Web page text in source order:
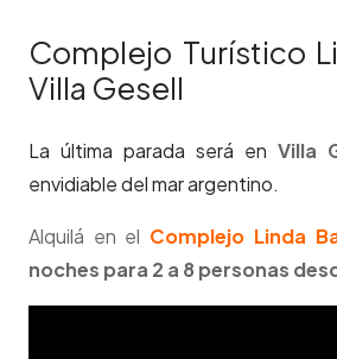
Complejo Turístico
Villa Gesell
La última parada será en Villa
envidiable del mar argentino.
Alquilá en el Complejo Linda
noches para 2 a 8 personas